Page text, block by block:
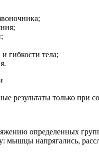
гибкости тела;
результаты только при
определенных
мышцы напрягались,